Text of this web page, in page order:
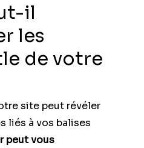
il
les
de votre
site peut révéler
liés à vos balises
peut vous